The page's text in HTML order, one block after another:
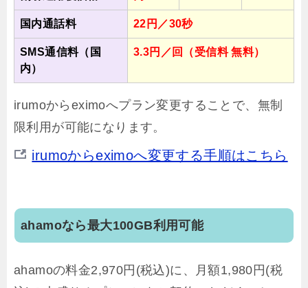
国内通話料 22円／30秒
SMS通信料（国
内）
3.3円／回（受信料 無料）
irumoからeximoへプラン変更することで、無制
限利用が可能になります。
irumoからeximoへ変更する手順はこちら
ahamoなら最大100GB利用可能
ahamoの料金2,970円(税込)に、月額1,980円(税